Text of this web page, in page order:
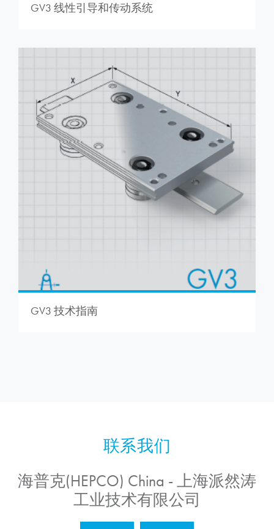
GV3 线性引导和传动系统
GV3 技术指南
海普克(HEPCO) China - 上海派然涛
工业技术有限公司